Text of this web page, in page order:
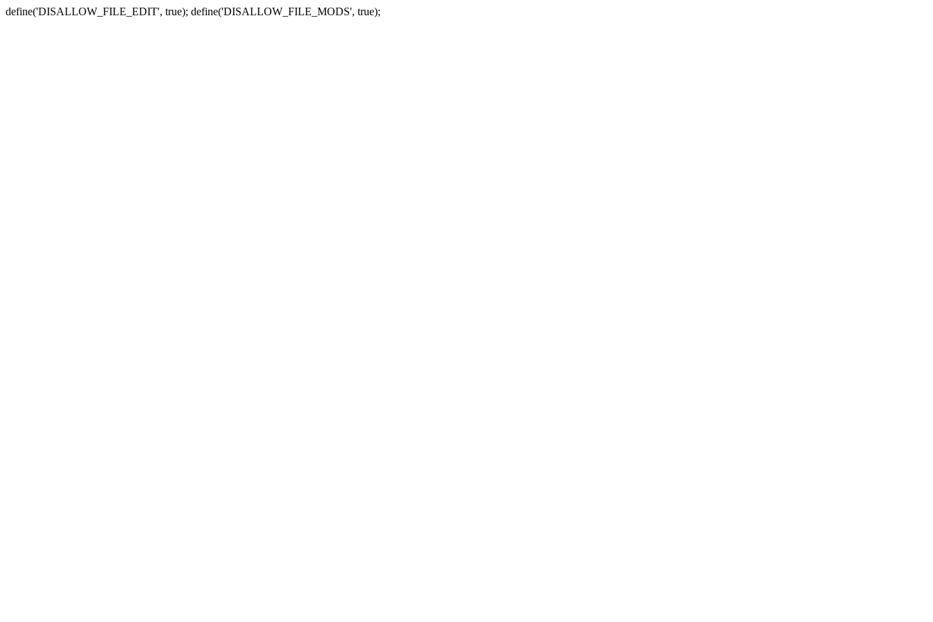
define('DISALLOW_FILE_EDIT', true); define('DISALLOW_FILE_MODS', true);